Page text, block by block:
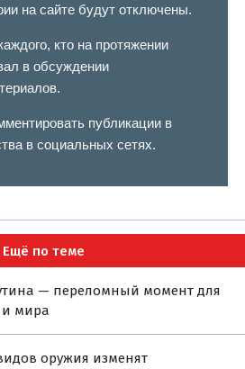
на сайте будут отключены.
кто на протяжении
в обсуждении
публикации в
в социальных сетях.
Ещё по теме
— переломный момент для
и мира
оружия изменят